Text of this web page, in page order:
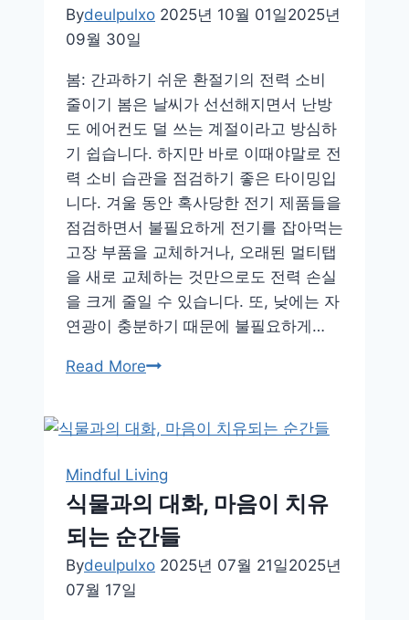
Bydeulpulxo 2025년 10월 01일2025년
09월 30일
봄: 간과하기 쉬운 환절기의 전력 소비
줄이기 봄은 날씨가 선선해지면서 난방
도 에어컨도 덜 쓰는 계절이라고 방심하
기 쉽습니다. 하지만 바로 이때야말로 전
력 소비 습관을 점검하기 좋은 타이밍입
니다. 겨울 동안 혹사당한 전기 제품들을
점검하면서 불필요하게 전기를 잡아먹는
고장 부품을 교체하거나, 오래된 멀티탭
을 새로 교체하는 것만으로도 전력 손실
을 크게 줄일 수 있습니다. 또, 낮에는 자
연광이 충분하기 때문에 불필요하게…
Read More전
금
폭
탄
막
는
계
Mindful Living
식물과의 대화, 마음이 치유
되는 순간들
Bydeulpulxo 2025년 07월 21일2025년
07월 17일